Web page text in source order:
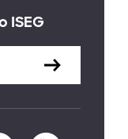
ISEG